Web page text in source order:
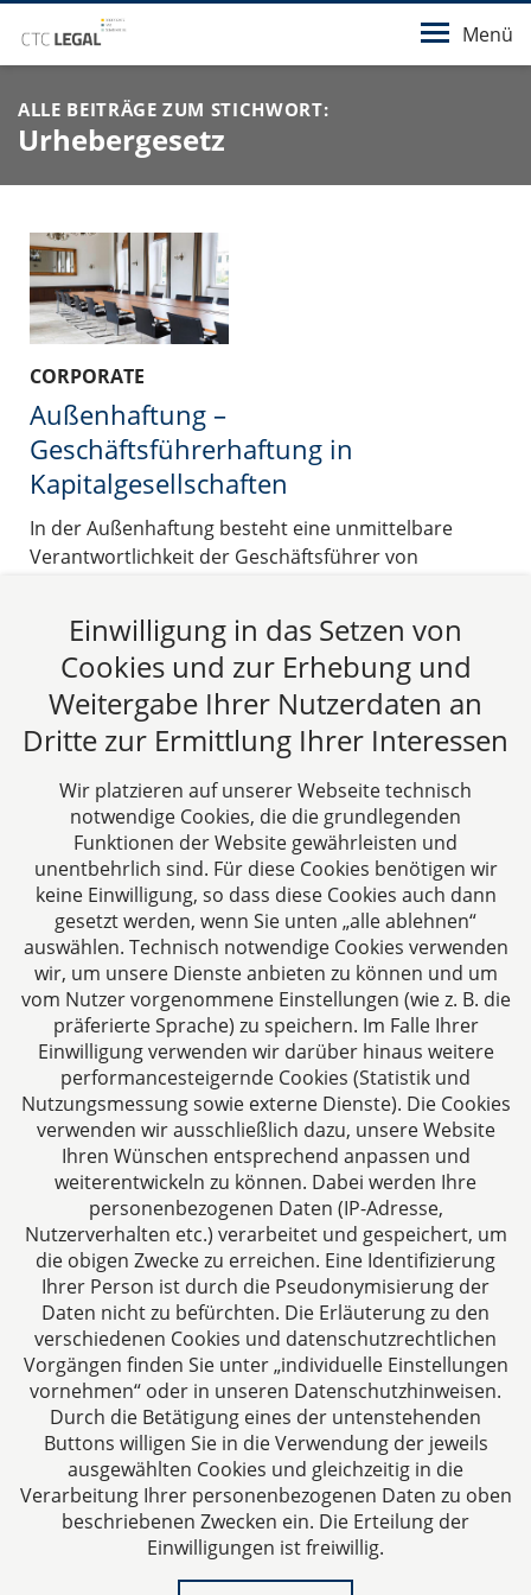
Menü
ALLE BEITRÄGE ZUM STICHWORT:
Urhebergesetz
CORPORATE
Außenhaftung –
Geschäftsführerhaftung in
Kapitalgesellschaften
In der Außenhaftung besteht eine unmittelbare
Verantwortlichkeit der Geschäftsführer von
Geschäftsführer in Fällen der Außenhaftung
unmittelbar auf Schadenersatz verklagen können.
24.09.2022
Beitrag lesen
CTC LEGAL
Aachen
Jülicher Straße 215
52070 Aachen
Deutschland
Tel: +49 241 94621-0
Fax: +49 241 94621-111
E-Mail:kanzlei@dhk-law.com
Über uns
Ihre Ansprechpartner für Fragen rund um
Gesellschaftsrecht, Steuergestaltung und
Vertragsrecht.
Impressum
Datenschutzerklärung
Einwilligung in das Setzen von
Cookies und zur Erhebung und
Weitergabe Ihrer Nutzerdaten an
Dritte zur Ermittlung Ihrer Interessen
Wir platzieren auf unserer Webseite technisch
notwendige Cookies, die die grundlegenden
Funktionen der Website gewährleisten und
unentbehrlich sind. Für diese Cookies benötigen wir
keine Einwilligung, so dass diese Cookies auch dann
gesetzt werden, wenn Sie unten „alle ablehnen“
auswählen. Technisch notwendige Cookies verwenden
wir, um unsere Dienste anbieten zu können und um
vom Nutzer vorgenommene Einstellungen (wie z. B. die
präferierte Sprache) zu speichern. Im Falle Ihrer
Einwilligung verwenden wir darüber hinaus weitere
performancesteigernde Cookies (Statistik und
Nutzungsmessung sowie externe Dienste). Die Cookies
verwenden wir ausschließlich dazu, unsere Website
Ihren Wünschen entsprechend anpassen und
weiterentwickeln zu können. Dabei werden Ihre
personenbezogenen Daten (IP-Adresse,
Nutzerverhalten etc.) verarbeitet und gespeichert, um
die obigen Zwecke zu erreichen. Eine Identifizierung
Ihrer Person ist durch die Pseudonymisierung der
Daten nicht zu befürchten. Die Erläuterung zu den
verschiedenen Cookies und datenschutzrechtlichen
Vorgängen finden Sie unter „individuelle Einstellungen
vornehmen“ oder in unseren Datenschutzhinweisen.
Durch die Betätigung eines der untenstehenden
Buttons willigen Sie in die Verwendung der jeweils
ausgewählten Cookies und gleichzeitig in die
Verarbeitung Ihrer personenbezogenen Daten zu oben
beschriebenen Zwecken ein. Die Erteilung der
Einwilligungen ist freiwillig.